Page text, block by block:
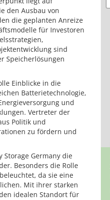
den Ausbau von
die geplanten Anreize
für Investoren
sind
Speicherlösungen
Einblicke in die
Batterietechnologie,
und
Vertreter der
Politik und
zu fördern und
Storage Germany die
Besonders die Rolle
da sie eine
Mit ihrer starken
idealen Standort für